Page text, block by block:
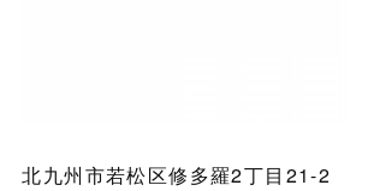
北九州市若松区修多羅2丁目21-2